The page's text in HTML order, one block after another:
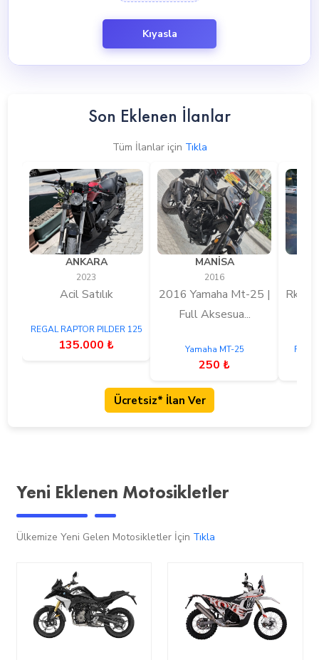
Kıyasla
Son Eklenen İlanlar
Tüm İlanlar için Tıkla
ANKARA
2023
Acil Satılık
REGAL RAPTOR PILDER 125
135.000 ₺
MANİSA
2016
2016 Yamaha Mt-25 |
Full Aksesua...
Yamaha MT-25
250 ₺
Rks
RKS
Ücretsiz* İlan Ver
Yeni Eklenen Motosikletler
Ülkemize Yeni Gelen Motosikletler İçin Tıkla